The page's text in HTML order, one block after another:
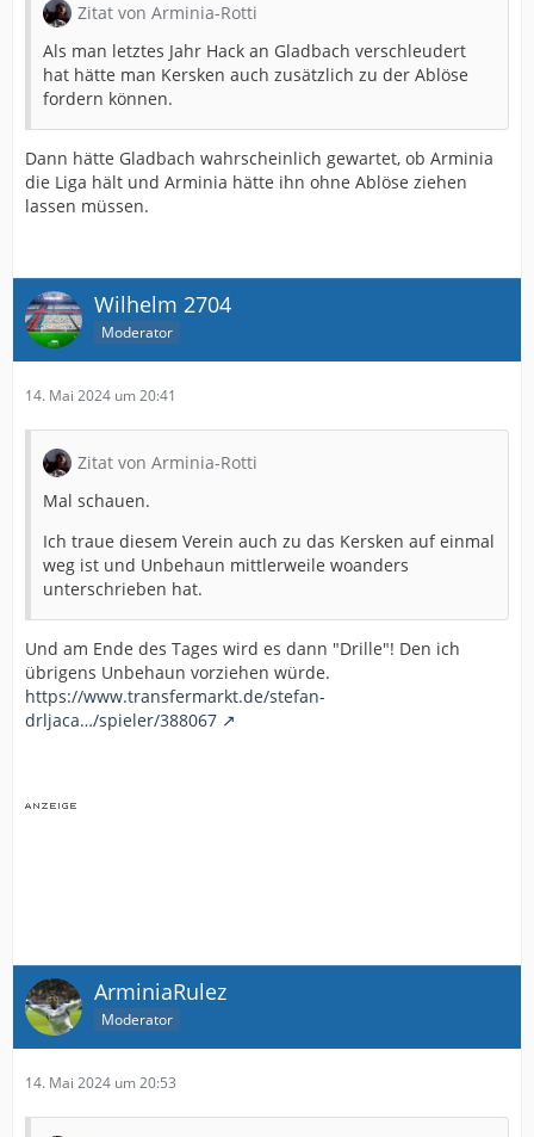
Zitat von Arminia-Rotti
Als man letztes Jahr Hack an Gladbach verschleudert
hat hätte man Kersken auch zusätzlich zu der Ablöse
fordern können.
Dann hätte Gladbach wahrscheinlich gewartet, ob Arminia
die Liga hält und Arminia hätte ihn ohne Ablöse ziehen
lassen müssen.
Wilhelm 2704
Moderator
14. Mai 2024 um 20:41
Zitat von Arminia-Rotti
Mal schauen.
Ich traue diesem Verein auch zu das Kersken auf einmal
weg ist und Unbehaun mittlerweile woanders
unterschrieben hat.
Und am Ende des Tages wird es dann "Drille"! Den ich
übrigens Unbehaun vorziehen würde.
https://www.transfermarkt.de/stefan-
drljaca…/spieler/388067
ArminiaRulez
Moderator
14. Mai 2024 um 20:53